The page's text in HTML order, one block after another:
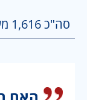
סה"כ1,616